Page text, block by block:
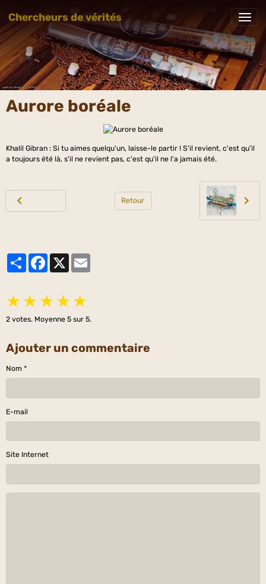
Chercheurs de vérités
Aurore boréale
Khalil Gibran : Si tu aimes quelqu'un, laisse-le partir ! S'il revient, c'est qu'il
a toujours été là, s'il ne revient pas, c'est qu'il ne l'a jamais été.
Retour
PartagerFacebook
★ ★ ★ ★ ★
2 votes. Moyenne 5 sur 5.
Ajouter un commentaire
Nom
E-mail
Site Internet